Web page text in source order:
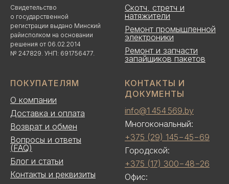
Свидетельство
о государственной
регистрации выдано Минский
райисполком на основании
решения от 06.02.2014
№ 247829. УНП: 691756477.
Скотч, стретч и
натяжители
Ремонт промышленной
электроники
Ремонт и запчасти
запайщиков пакетов
ПОКУПАТЕЛЯМ
О компании
Доставка и оплата
Возврат и обмен
Вопросы и ответы
(FAQ)
Блог и статьи
Контакты и реквизиты
КОНТАКТЫ И
ДОКУМЕНТЫ
info@1 454 569.by
Многокональный:
+375 (29) 145−45−69
Городской:
+375 (17) 300−48−26
Офис: